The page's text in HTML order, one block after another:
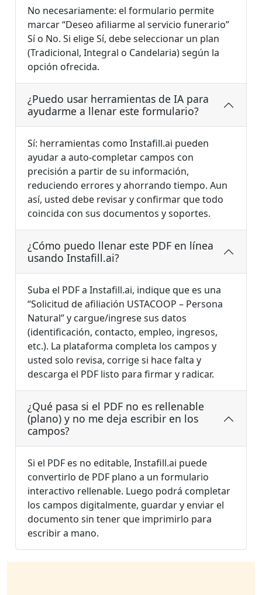
No necesariamente: el formulario permite
marcar “Deseo afiliarme al servicio funerario”
Sí o No. Si elige Sí, debe seleccionar un plan
(Tradicional, Integral o Candelaria) según la
opción ofrecida.
¿Puedo usar herramientas de IA para
ayudarme a llenar este formulario?
Sí: herramientas como Instafill.ai pueden
ayudar a auto-completar campos con
precisión a partir de su información,
reduciendo errores y ahorrando tiempo. Aun
así, usted debe revisar y confirmar que todo
coincida con sus documentos y soportes.
¿Cómo puedo llenar este PDF en línea
usando Instafill.ai?
Suba el PDF a Instafill.ai, indique que es una
“Solicitud de afiliación USTACOOP – Persona
Natural” y cargue/ingrese sus datos
(identificación, contacto, empleo, ingresos,
etc.). La plataforma completa los campos y
usted solo revisa, corrige si hace falta y
descarga el PDF listo para firmar y radicar.
¿Qué pasa si el PDF no es rellenable
(plano) y no me deja escribir en los
campos?
Si el PDF es no editable, Instafill.ai puede
convertirlo de PDF plano a un formulario
interactivo rellenable. Luego podrá completar
los campos digitalmente, guardar y enviar el
documento sin tener que imprimirlo para
escribir a mano.